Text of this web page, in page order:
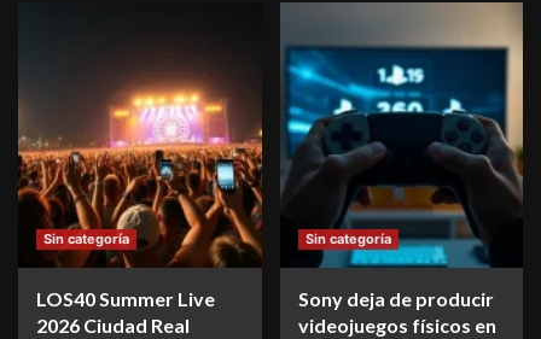
Sin categoría
LOS40 Summer Live
2026 Ciudad Real
Sin categoría
Sony deja de producir
videojuegos físicos en